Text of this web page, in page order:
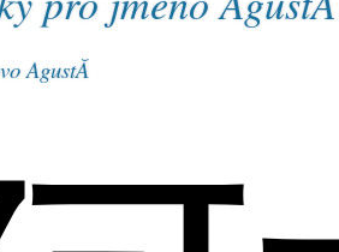
AgustĂ­